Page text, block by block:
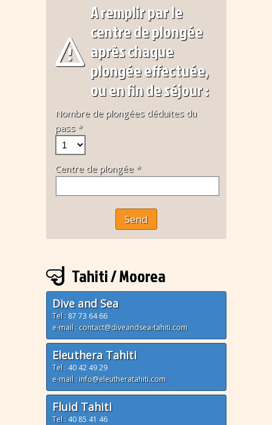
A remplir par le
centre de plongée
après chaque
plongée effectuée,
ou en fin de séjour :
Nombre de plongées déduites du
pass *
Centre de plongée *
Send
Tahiti / Moorea
Dive and Sea
Tel : 87 73 64 66
e-mail : contact@diveandsea-tahiti.com
Eleuthera Tahiti
Tel : 40 42 49 29
e-mail : info@eleutheratahiti.com
Fluid Tahiti
Tel : 40 85 41 46